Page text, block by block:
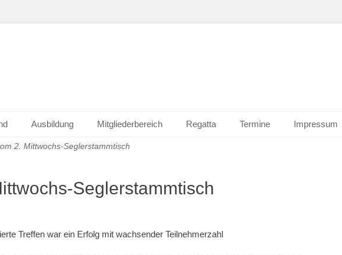
Ausbildung Mitgliederbereich Regatta Termine Impressum
2. Mittwochs-Seglerstammtisch
Seglerstammtisch
Treffen war ein Erfolg mit wachsender Teilnehmerzahl